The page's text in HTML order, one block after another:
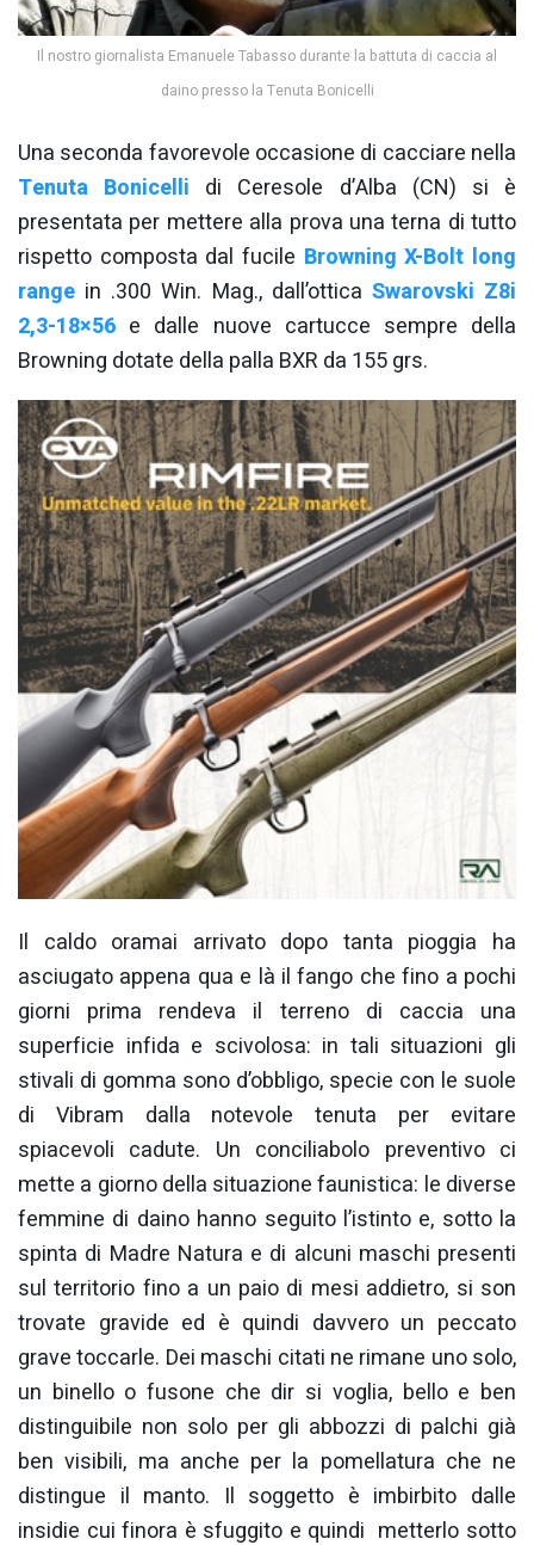
Il nostro giornalista Emanuele Tabasso durante la battuta di caccia al
daino presso la Tenuta Bonicelli
Una seconda favorevole occasione di cacciare nella
Tenuta Bonicelli di Ceresole d’Alba (CN) si è
presentata per mettere alla prova una terna di tutto
rispetto composta dal fucile Browning X-Bolt long
range in .300 Win. Mag., dall’ottica Swarovski Z8i
2,3-18×56 e dalle nuove cartucce sempre della
Browning dotate della palla BXR da 155 grs.
Il caldo oramai arrivato dopo tanta pioggia ha
asciugato appena qua e là il fango che fino a pochi
giorni prima rendeva il terreno di caccia una
superficie infida e scivolosa: in tali situazioni gli
stivali di gomma sono d’obbligo, specie con le suole
di Vibram dalla notevole tenuta per evitare
spiacevoli cadute. Un conciliabolo preventivo ci
mette a giorno della situazione faunistica: le diverse
femmine di daino hanno seguito l’istinto e, sotto la
spinta di Madre Natura e di alcuni maschi presenti
sul territorio fino a un paio di mesi addietro, si son
trovate gravide ed è quindi davvero un peccato
grave toccarle. Dei maschi citati ne rimane uno solo,
un binello o fusone che dir si voglia, bello e ben
distinguibile non solo per gli abbozzi di palchi già
ben visibili, ma anche per la pomellatura che ne
distingue il manto. Il soggetto è imbirbito dalle
insidie cui finora è sfuggito e quindi metterlo sotto